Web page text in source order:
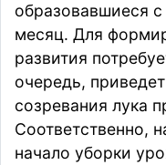
образовавшиеся с
месяц. Для
развития
очередь,
созревания лука
Соответственно,
начало уборки